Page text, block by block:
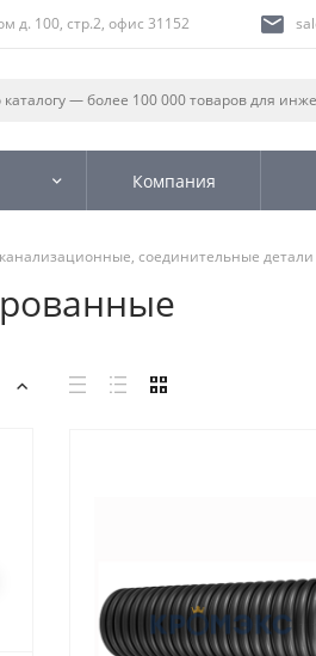
д. 100, стр.2, офис 31152
Компания
соединительные